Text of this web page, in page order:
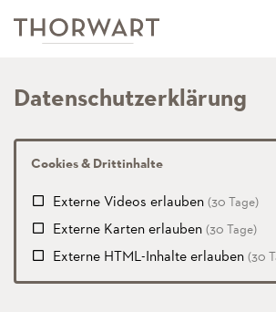
Datenschutzerklärung
Cookies & Drittinhalte
Externe Videos erlauben (30 Tage)
Externe Karten erlauben (30 Tage)
Externe HTML-Inhalte erlauben (30